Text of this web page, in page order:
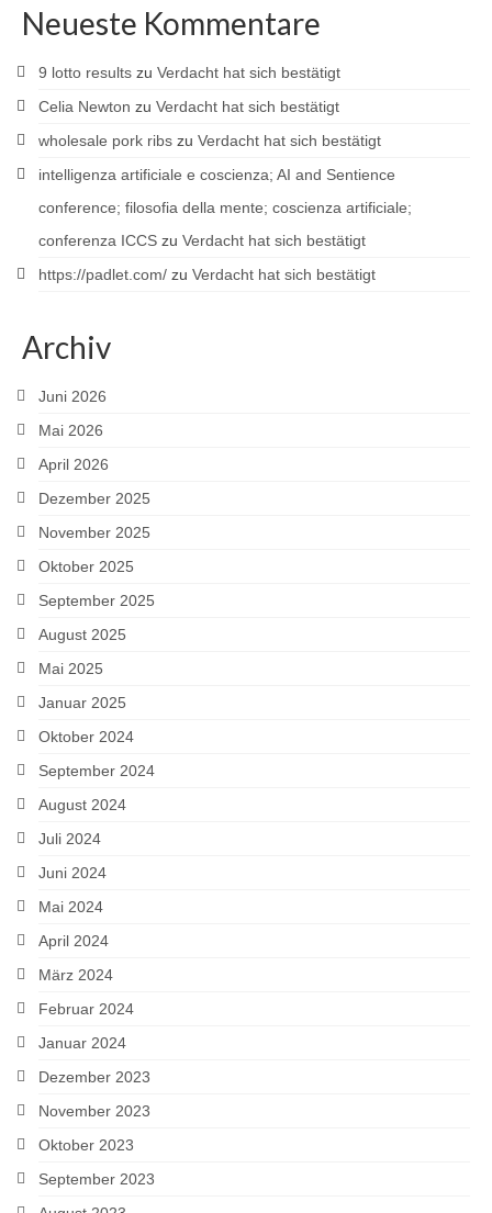
Neueste Kommentare
9 lotto results zu Verdacht hat sich bestätigt
Celia Newton zu Verdacht hat sich bestätigt
wholesale pork ribs zu Verdacht hat sich bestätigt
intelligenza artificiale e coscienza; AI and Sentience
conference; filosofia della mente; coscienza artificiale;
conferenza ICCS zu Verdacht hat sich bestätigt
https://padlet.com/ zu Verdacht hat sich bestätigt
Archiv
Juni 2026
Mai 2026
April 2026
Dezember 2025
November 2025
Oktober 2025
September 2025
August 2025
Mai 2025
Januar 2025
Oktober 2024
September 2024
August 2024
Juli 2024
Juni 2024
Mai 2024
April 2024
März 2024
Februar 2024
Januar 2024
Dezember 2023
November 2023
Oktober 2023
September 2023